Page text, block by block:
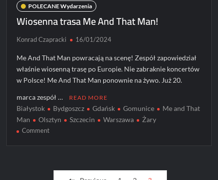
POLECANE Wydarzenia
Wiosenna trasa Me And That Man!
Konrad Czapracki 16/01/2024
Me And That Man powracają na scenę! Zespół zapowiedział
właśnie wiosenną trasę po Europie. Nie zabraknie koncertów
w Polsce! Me And That Man ponownie na żywo. Już 20.
marca zespół … READ MORE
Białystok Bydgoszcz Gdańsk Gomunice
Me and That
Man
Olsztyn Szczecin Warszawa Żary
Commenton
And